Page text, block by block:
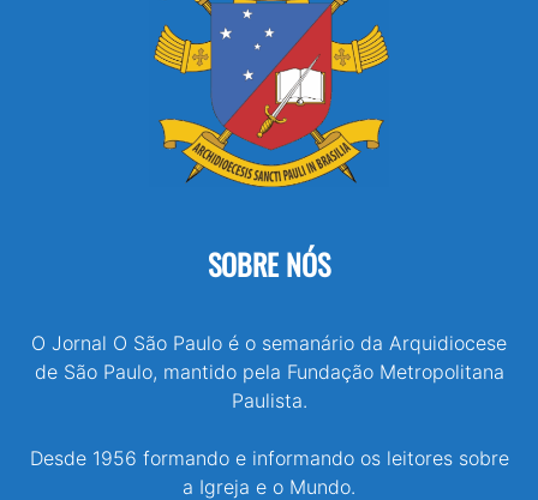
SOBRE NÓS
O Jornal O São Paulo é o semanário da Arquidiocese
de São Paulo, mantido pela Fundação Metropolitana
Paulista.
Desde 1956 formando e informando os leitores sobre
a Igreja e o Mundo.